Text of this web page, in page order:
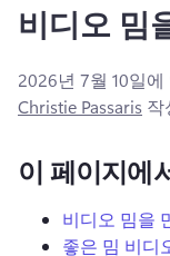
비디오 밈
2026년 7월 10일에
Christie Passaris 작
이 페이지에
비디오 밈을
좋은 밈 비디